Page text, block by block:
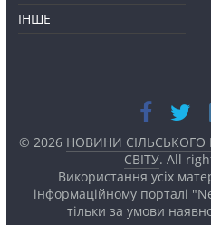
ІНШЕ
© 2026 НОВИНИ СІЛЬСЬКОГО
СВІТУ. All
Використання усіх
інформаційному порталі
тільки за умови